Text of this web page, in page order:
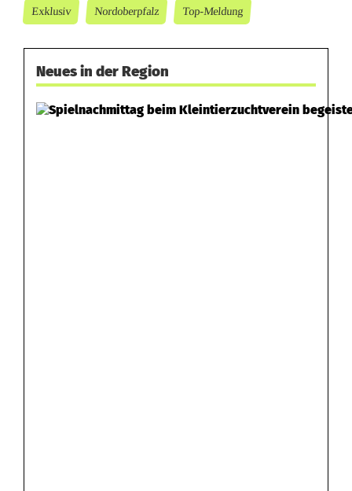
Exklusiv Nordoberpfalz Top-Meldung
Neues in der Region